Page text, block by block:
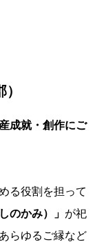
成就・創作にご
る役割を担って
のかみ）」 が祀
らゆるご縁など